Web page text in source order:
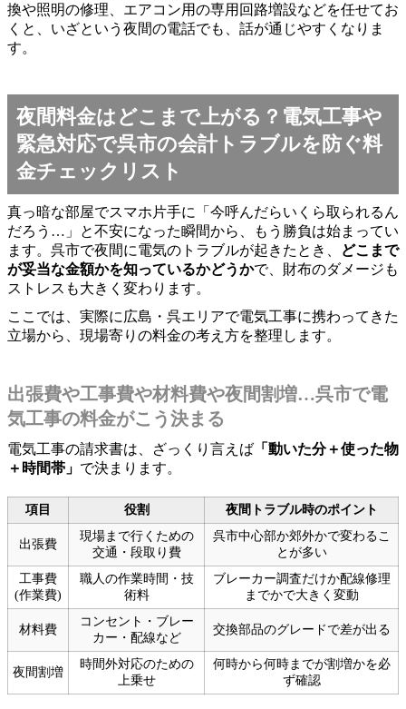
換や照明の修理、エアコン用の専用回路増設などを任せてお
くと、いざという夜間の電話でも、話が通じやすくなりま
す。
夜間料金はどこまで上がる？電気工事や
緊急対応で呉市の会計トラブルを防ぐ料
金チェックリスト
真っ暗な部屋でスマホ片手に「今呼んだらいくら取られるん
だろう…」と不安になった瞬間から、もう勝負は始まってい
ます。呉市で夜間に電気のトラブルが起きたとき、
どこまで
が妥当な金額かを知っているかどうかで、財布のダメージも
ストレスも大きく変わります。
ここでは、実際に広島・呉エリアで電気工事に携わってきた
立場から、現場寄りの料金の考え方を整理します。
出張費や工事費や材料費や夜間割増…呉市で電
気工事の料金がこう決まる
電気工事の請求書は、ざっくり言えば 「動いた分＋使った物
＋時間帯」 で決まります。
項目 役割 夜間トラブル時のポイント
出張費
現場まで行くための
交通・段取り費
呉市中心部か郊外かで変わるこ
とが多い
工事費
(作業費)
職人の作業時間・技
術料
ブレーカー調査だけか配線修理
までかで大きく変動
材料費
コンセント・ブレー
カー・配線など
交換部品のグレードで差が出る
夜間割増
時間外対応のための
上乗せ
何時から何時までが割増かを必
ず確認